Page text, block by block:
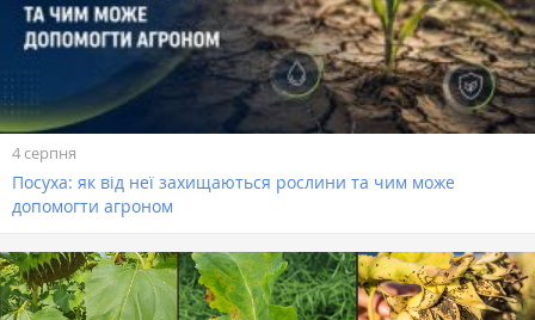
4 серпня
Посуха: як від неї захищаються рослини та чим може
допомогти агроном